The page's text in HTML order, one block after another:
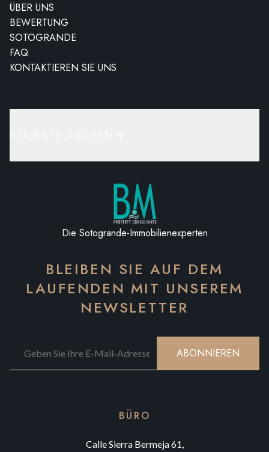
ÜBER UNS
BEWERTUNG
SOTOGRANDE
FAQ
KONTAKTIEREN SIE UNS
Die Sotogrande-Immobilienexperten
BLEIBEN SIE AUF DEM
LAUFENDEN MIT UNSEREM
NEWSLETTER
ABONNIEREN
BÜRO
Calle Sierra Bermeja 61,